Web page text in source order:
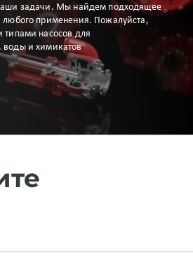
задачи. Мы найдем подходящее
любого применения. Пожалуйста,
типами насосов для
воды и химикатов